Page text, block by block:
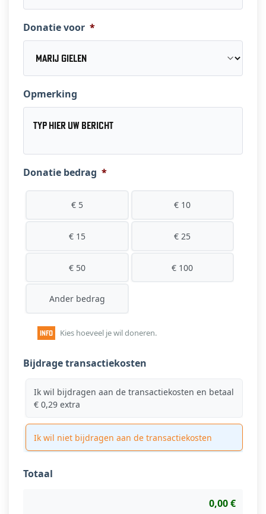
Donatie voor *
Opmerking
Donatie bedrag *
€ 5 € 10
€ 15 € 25
€ 50 € 100
Ander bedrag
Kies hoeveel je wil doneren.
Bijdrage transactiekosten
Ik wil bijdragen aan de transactiekosten en betaal
€ 0,29 extra
Ik wil niet bijdragen aan de transactiekosten
Totaal
0,00 €